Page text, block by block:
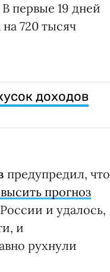
первые 19 дней
720 тысяч
доходов
предупредил, что
прогноз
и удалось,
и
рухнули